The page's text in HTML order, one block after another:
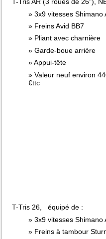
3x9 vitesses Shimano
Freins Avid BB7
Pliant avec charnière
Garde-boue arrière
Appui-tête
Valeur neuf environ
€ttc
T-Tris 26, équipé de :
3x9 vitesses Shimano
Freins à tambour